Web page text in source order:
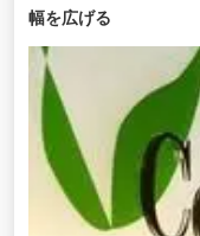
幅を広げる